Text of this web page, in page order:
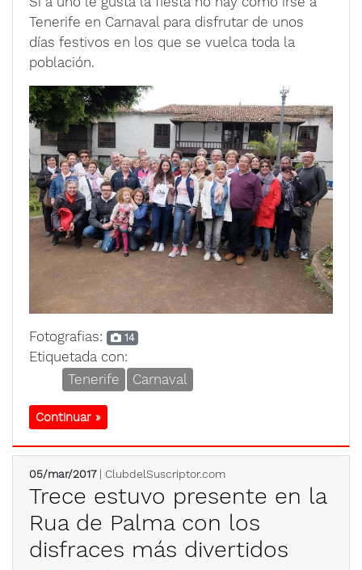
Tenerife en Carnaval para disfrutar de unos
días festivos en los que se vuelca toda la
población.
Fotografias: 14
Etiquetada con:
Tenerife
Carnaval
Continuar »
05/mar/2017| ClubdelSuscriptor.com
Trece estuvo presente en la
Rua de Palma con los
disfraces más divertidos